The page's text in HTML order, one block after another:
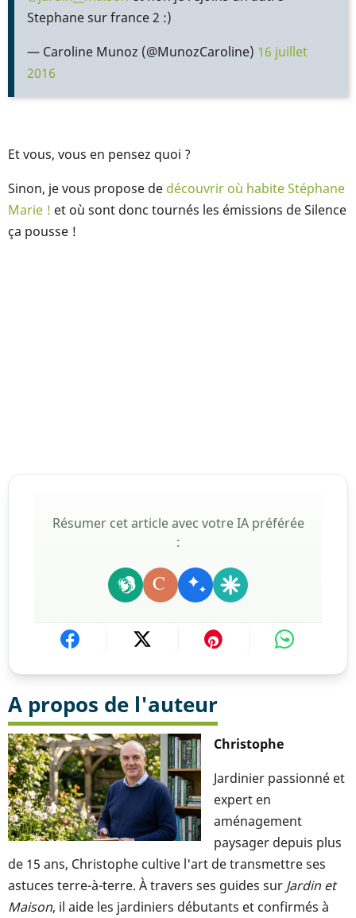
Stephane sur france 2 :)
— Caroline Munoz (@MunozCaroline) 16 juillet
2016
Et vous, vous en pensez quoi ?
Sinon, je vous propose de découvrir où habite Stéphane
Marie ! et où sont donc tournés les émissions de Silence
ça pousse !
Résumer cet article avec votre IA préférée
:
C
A propos de l'auteur
Christophe
Jardinier passionné et
expert en
aménagement
paysager depuis plus
de 15 ans, Christophe cultive l'art de transmettre ses
astuces terre-à-terre. À travers ses guides sur Jardin et
Maison, il aide les jardiniers débutants et confirmés à